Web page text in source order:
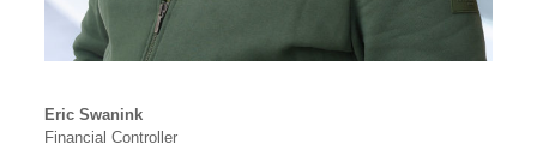
Eric Swanink
Financial Controller